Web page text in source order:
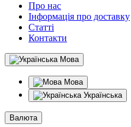
Про нас
Інформація про доставку
Статті
Контакти
Мова
Мова
Українська
Валюта